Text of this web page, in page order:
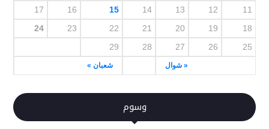
« شوال شعبان »
11
12
13
14
15
16
17
18
19
20
21
22
23
24
25
26
27
28
29
وسوم